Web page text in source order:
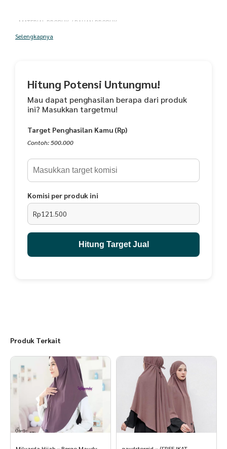
- MATERIAL PRODUK / BAHAN PRODUK
- KOKO
- Bukaan: Memiliki Hidden Button Bagian
- DEPAN
- Belakang Baju : Terdapat belahan pada sisi kanan dan kiri
- GAMIS
- Detail Bahan : Paris Silk
- Tidak Ada Tali Pinggang
- Bagian Bawah Gamis Di Rampel
- Detail ukuran :
Selengkapnya
Hitung Potensi Untungmu!
Mau dapat penghasilan berapa dari produk
ini? Masukkan targetmu!
Target Penghasilan Kamu (Rp)
Contoh: 500.000
Komisi per produk ini
Rp121.500
Hitung Target Jual
Produk Terkait